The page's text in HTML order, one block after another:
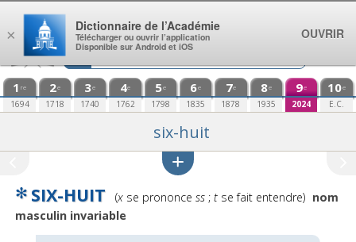
Aller au contenu
1 re
1694
2e
1718
3e
1740
4e
1762
5e
1798
6e
1835
7e
1878
8e
1935
9e
2024
10e
E.C.
six-huit
✻ SIX-HUIT
Prononciation
:
(xse prononce ss; tse fait entendre) nom
masculin invariable
×
Dictionnaire de l’Académie
Télécharger ou ouvrir l’application
Disponible sur Android et iOS
OUVRIR